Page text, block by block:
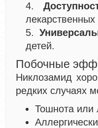
детей.
Побочные
Никлозамид
редких случаях
Тошнота или